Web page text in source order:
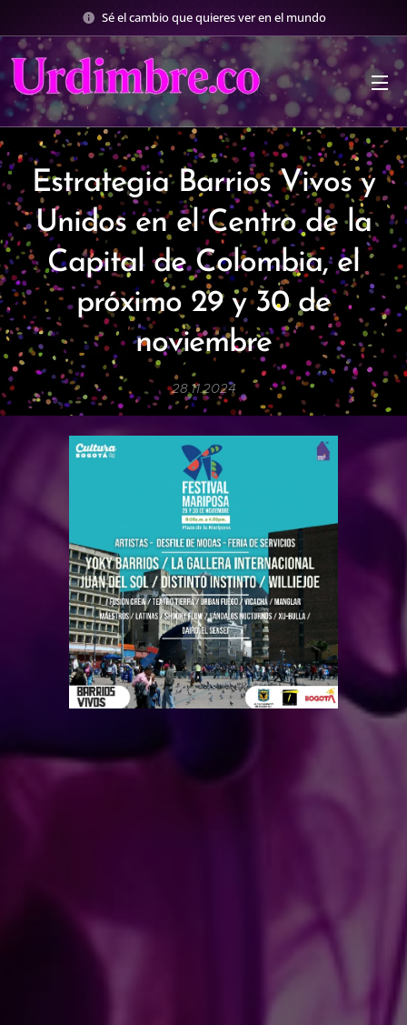
Sé el cambio que quieres ver en el mundo
Estrategia Barrios Vivos y
Unidos en el Centro de la
Capital de Colombia, el
próximo 29 y 30 de
noviembre
28.11.2024